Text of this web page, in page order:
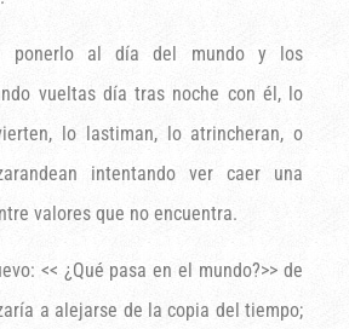
ponerlo al día del mundo y los
vueltas día tras noche con él, lo
lo lastiman, lo atrincheran, o
intentando ver caer una
valores que no encuentra.
<< ¿Qué pasa en el mundo?>> de
a alejarse de la copia del tiempo;